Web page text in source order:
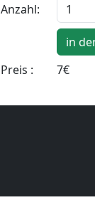
Anzahl:
Preis :
7€